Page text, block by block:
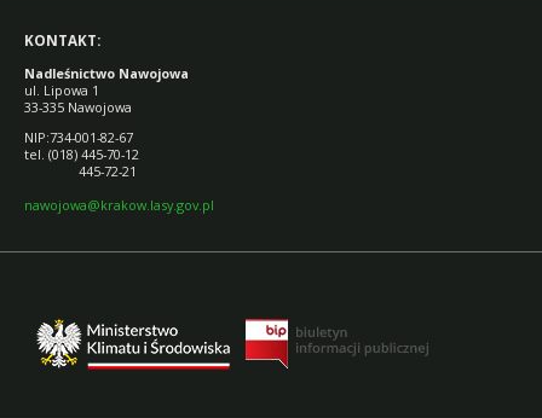
KONTAKT:
Nadleśnictwo Nawojowa
ul. Lipowa 1
33-335 Nawojowa
NIP:734-001-82-67
tel. (018) 445-70-12
445-72-21
nawojowa@krakow.lasy.gov.pl